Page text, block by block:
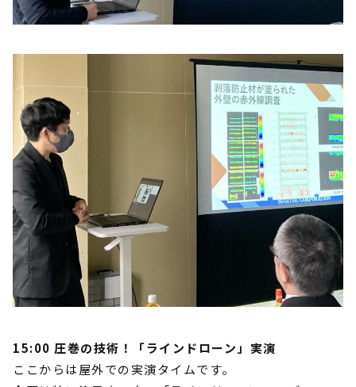
15:00 圧巻の技術！「ラインドローン」実演
ここからは屋外での実演タイムです。